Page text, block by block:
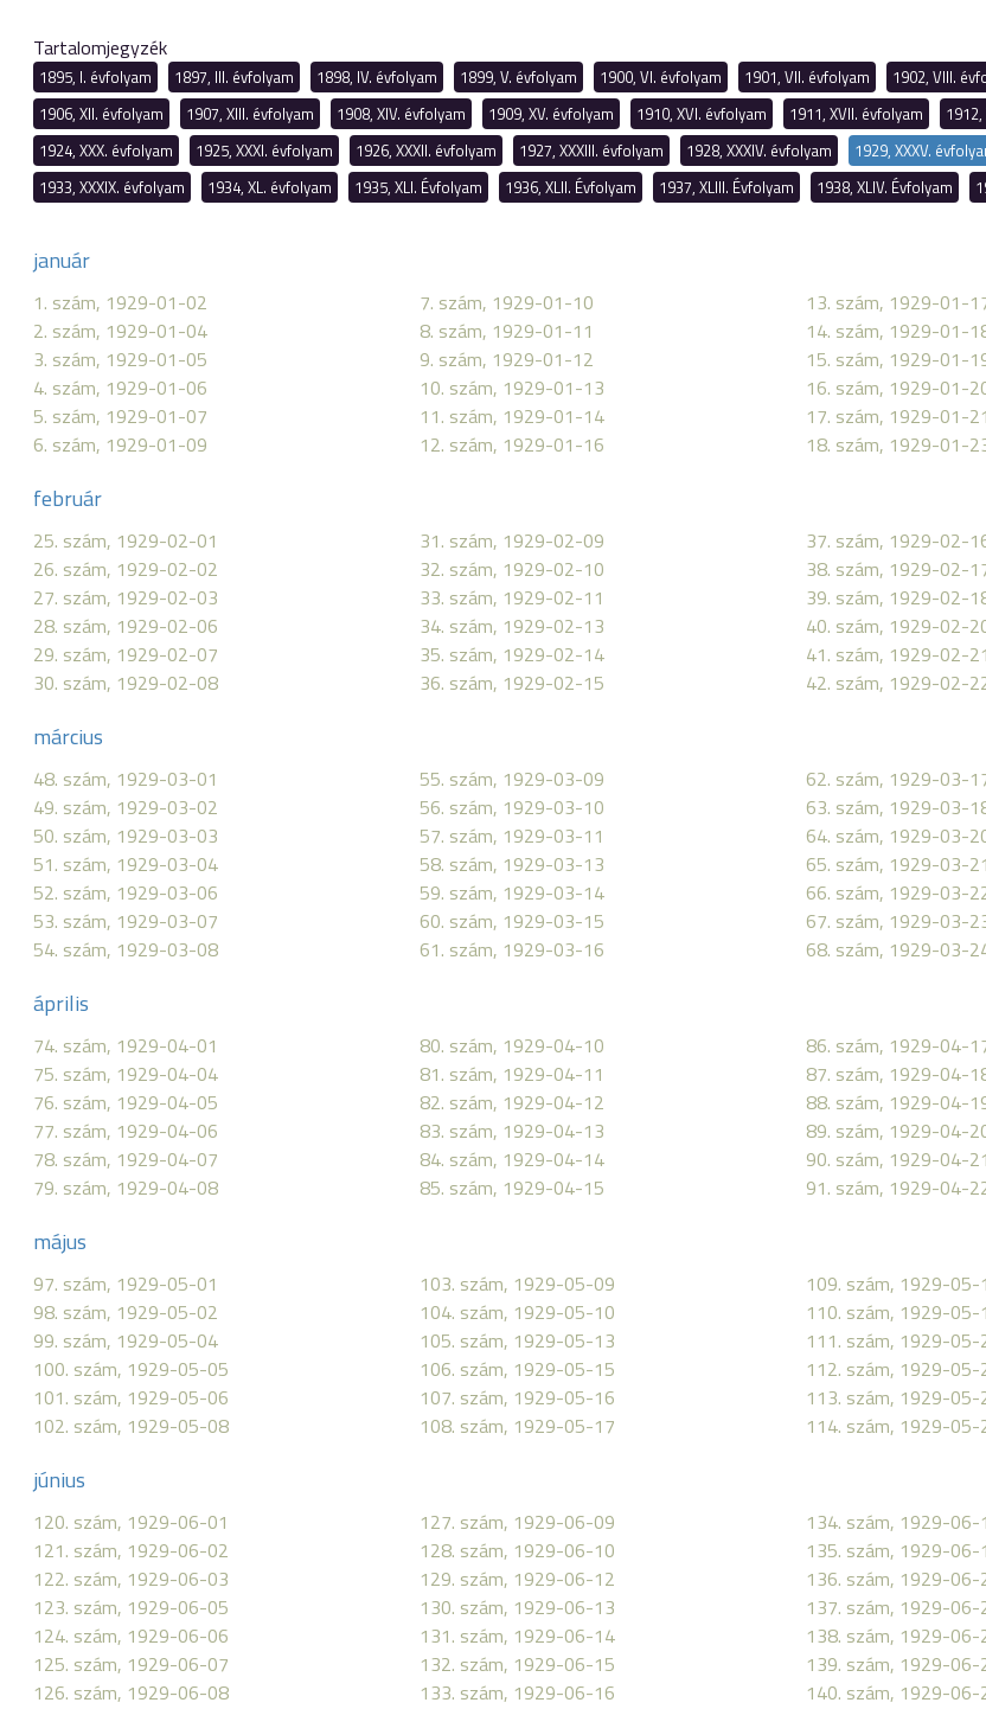
Tartalomjegyzék
1895, I. évfolyam 1897, III. évfolyam 1898, IV. évfolyam 1899, V. évfolyam 1900, VI. évfolyam 1901, VII. évfolyam 1902, VIII.
1906, XII. évfolyam
1907, XIII. évfolyam 1908, XIV. évfolyam 1909, XV. évfolyam 1910, XVI. évfolyam 1911, XVII. évfolyam
1924, XXX. évfolyam
1925, XXXI. évfolyam 1926, XXXII. évfolyam 1927, XXXIII. évfolyam 1928, XXXIV. évfolyam 1929, XXXV.
1933, XXXIX. évfolyam
1934, XL. évfolyam 1935, XLI. Évfolyam 1936, XLII. Évfolyam 1937, XLIII. Évfolyam 1938, XLIV. Évfolyam
január
1. szám, 1929-01-02
2. szám, 1929-01-04
3. szám, 1929-01-05
4. szám, 1929-01-06
5. szám, 1929-01-07
6. szám, 1929-01-09
7. szám, 1929-01-10
8. szám, 1929-01-11
9. szám, 1929-01-12
10. szám, 1929-01-13
11. szám, 1929-01-14
12. szám, 1929-01-16
13. szám, 1929-01-
14. szám, 1929-01-
15. szám, 1929-01-
16. szám, 1929-01-
17. szám, 1929-01-21
18. szám, 1929-01-
február
25. szám, 1929-02-01
26. szám, 1929-02-02
27. szám, 1929-02-03
28. szám, 1929-02-06
29. szám, 1929-02-07
30. szám, 1929-02-08
31. szám, 1929-02-09
32. szám, 1929-02-10
33. szám, 1929-02-11
34. szám, 1929-02-13
35. szám, 1929-02-14
36. szám, 1929-02-15
37. szám, 1929-02-
38. szám, 1929-02-
39. szám, 1929-02-
40. szám, 1929-02-
41. szám, 1929-02-21
42. szám, 1929-02-
március
48. szám, 1929-03-01
49. szám, 1929-03-02
50. szám, 1929-03-03
51. szám, 1929-03-04
52. szám, 1929-03-06
53. szám, 1929-03-07
54. szám, 1929-03-08
55. szám, 1929-03-09
56. szám, 1929-03-10
57. szám, 1929-03-11
58. szám, 1929-03-13
59. szám, 1929-03-14
60. szám, 1929-03-15
61. szám, 1929-03-16
62. szám, 1929-03-
63. szám, 1929-03-
64. szám, 1929-03-
65. szám, 1929-03-21
66. szám, 1929-03-
67. szám, 1929-03-
68. szám, 1929-03-
április
74. szám, 1929-04-01
75. szám, 1929-04-04
76. szám, 1929-04-05
77. szám, 1929-04-06
78. szám, 1929-04-07
79. szám, 1929-04-08
80. szám, 1929-04-10
81. szám, 1929-04-11
82. szám, 1929-04-12
83. szám, 1929-04-13
84. szám, 1929-04-14
85. szám, 1929-04-15
86. szám, 1929-04-
87. szám, 1929-04-
88. szám, 1929-04-
89. szám, 1929-04-
90. szám, 1929-04-21
91. szám, 1929-04-
május
97. szám, 1929-05-01
98. szám, 1929-05-02
99. szám, 1929-05-04
100. szám, 1929-05-05
101. szám, 1929-05-06
102. szám, 1929-05-08
103. szám, 1929-05-09
104. szám, 1929-05-10
105. szám, 1929-05-13
106. szám, 1929-05-15
107. szám, 1929-05-16
108. szám, 1929-05-17
109. szám, 1929-05-
110. szám, 1929-05-
111. szám, 1929-05-
112. szám, 1929-05-
113. szám, 1929-05-
114. szám, 1929-05-
június
120. szám, 1929-06-01
121. szám, 1929-06-02
122. szám, 1929-06-03
123. szám, 1929-06-05
124. szám, 1929-06-06
125. szám, 1929-06-07
126. szám, 1929-06-08
127. szám, 1929-06-09
128. szám, 1929-06-10
129. szám, 1929-06-12
130. szám, 1929-06-13
131. szám, 1929-06-14
132. szám, 1929-06-15
133. szám, 1929-06-16
134. szám, 1929-06-
135. szám, 1929-06-
136. szám, 1929-06-
137. szám, 1929-06-
138. szám, 1929-06-
139. szám, 1929-06-
140. szám, 1929-06-